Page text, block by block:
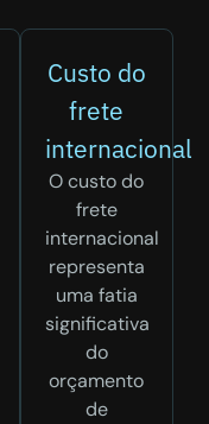
Custo do
frete
internacional
O custo do
frete
internacional
representa
uma fatia
significativa
do
orçamento
de